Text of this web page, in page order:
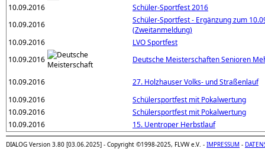
10.09.2016
Schüler-Sportfest 2016
10.09.2016
Schüler-Sportfest - Ergänzung zum
(Zweitanmeldung)
10.09.2016
LVO Sportfest
10.09.2016
Deutsche Meisterschaften Senioren
10.09.2016
27. Holzhauser Volks- und Straßenlauf
10.09.2016
Schülersportfest mit Pokalwertung
10.09.2016
Schülersportfest mit Pokalwertung
10.09.2016
15. Uentroper Herbstlauf
DIALOG Version 3.80 [03.06.2025] - Copyright ©1998-2025, FLVW e.V. - IMPRESSUM -